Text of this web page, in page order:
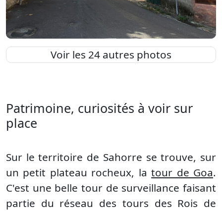
Voir les 24 autres photos
Patrimoine, curiosités à voir sur
place
Sur le territoire de Sahorre se trouve, sur
un petit plateau rocheux, latour de Goa.
C'est une belle tour de surveillance faisant
partie du réseau des tours des Rois de